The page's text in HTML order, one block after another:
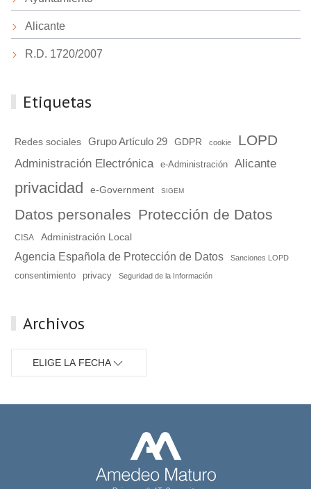
Alicante
R.D. 1720/2007
Etiquetas
Redes sociales Grupo Artículo 29 GDPR cookie LOPD
Administración Electrónica e-Administración Alicante
privacidad e-Government SIGEM
Datos personales Protección de Datos
CISA Administración Local
Agencia Española de Protección de Datos Sanciones LOPD
consentimiento privacy Seguridad de la Información
Archivos
ELIGE LA FECHA